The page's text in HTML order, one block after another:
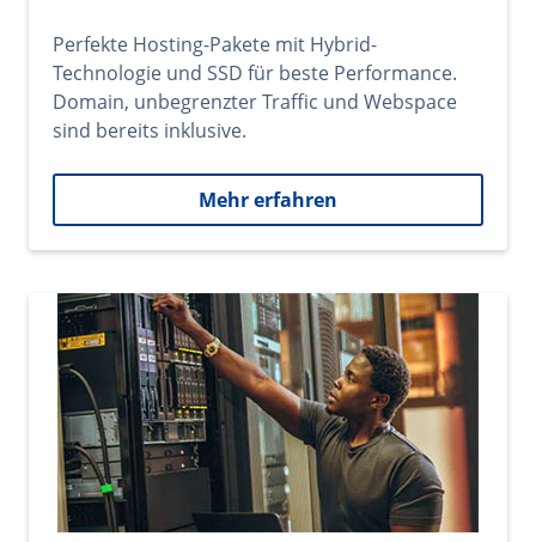
Perfekte Hosting-Pakete mit Hybrid-
Technologie und SSD für beste Performance.
Domain, unbegrenzter Traffic und Webspace
sind bereits inklusive.
Mehr erfahren